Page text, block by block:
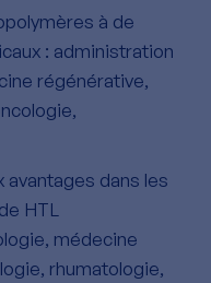
à de
: administration
régénérative,
avantages dans les
HTL
médecine
rhumatologie,